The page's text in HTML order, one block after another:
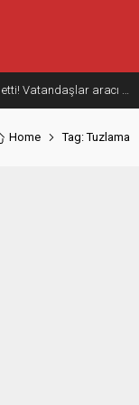
Home Tag: Tuzlama